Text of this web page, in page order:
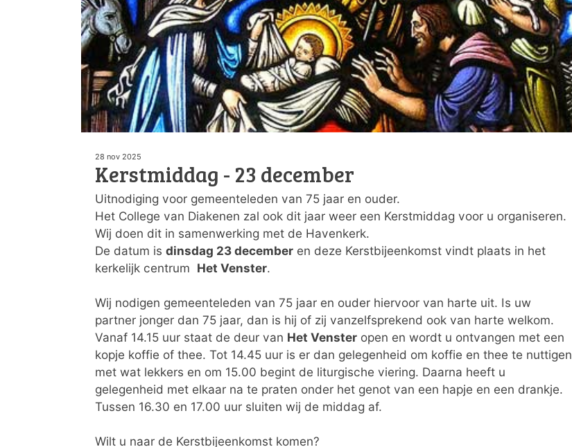
28 nov 2025
Kerstmiddag - 23 december
Uitnodiging voor gemeenteleden van 75 jaar en ouder.
Het College van Diakenen zal ook dit jaar weer een Kerstmiddag voor u organiseren.
Wij doen dit in samenwerking met de Havenkerk.
De datum is dinsdag 23 december en deze Kerstbijeenkomst vindt plaats in het
kerkelijk centrum Het Venster.
Wij nodigen gemeenteleden van 75 jaar en ouder hiervoor van harte uit. Is uw
partner jonger dan 75 jaar, dan is hij of zij vanzelfsprekend ook van harte welkom.
Vanaf 14.15 uur staat de deur van Het Venster open en wordt u ontvangen met een
kopje koffie of thee. Tot 14.45 uur is er dan gelegenheid om koffie en thee te nuttigen
met wat lekkers en om 15.00 begint de liturgische viering. Daarna heeft u
gelegenheid met elkaar na te praten onder het genot van een hapje en een drankje.
Tussen 16.30 en 17.00 uur sluiten wij de middag af.
Wilt u naar de Kerstbijeenkomst komen?